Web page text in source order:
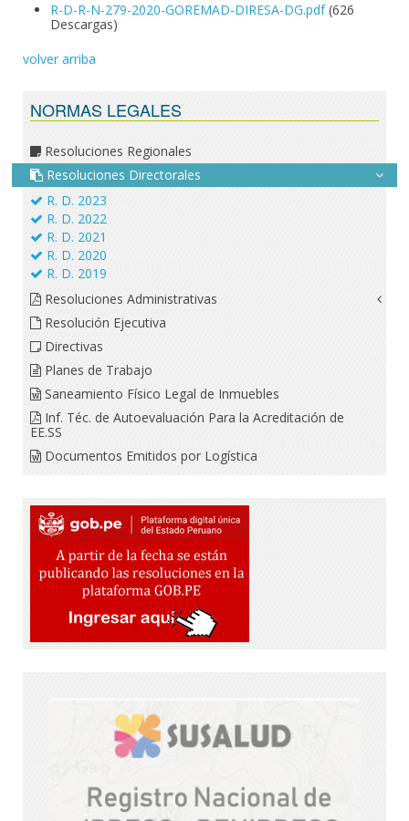
R-D-R-N-279-2020-GOREMAD-DIRESA-DG.pdf (626
Descargas)
volver arriba
NORMAS LEGALES
Resoluciones Regionales
Resoluciones Directorales
R. D. 2023
R. D. 2022
R. D. 2021
R. D. 2020
R. D. 2019
Resoluciones Administrativas
Resolución Ejecutiva
Directivas
Planes de Trabajo
Saneamiento Físico Legal de Inmuebles
Inf. Téc. de Autoevaluación Para la Acreditación de
EE.SS
Documentos Emitidos por Logística